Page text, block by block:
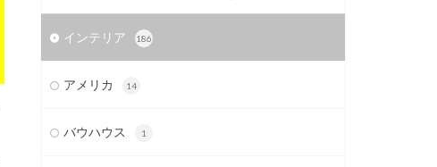
インテリア 186
アメリカ 14
バウハウス 1